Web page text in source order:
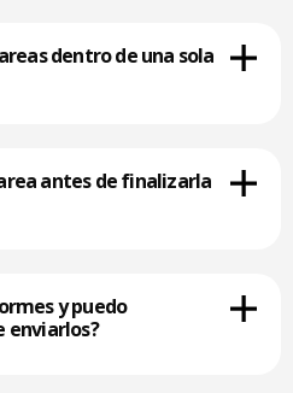
dentro de una sola
antes de finalizarla
y puedo
enviarlos?